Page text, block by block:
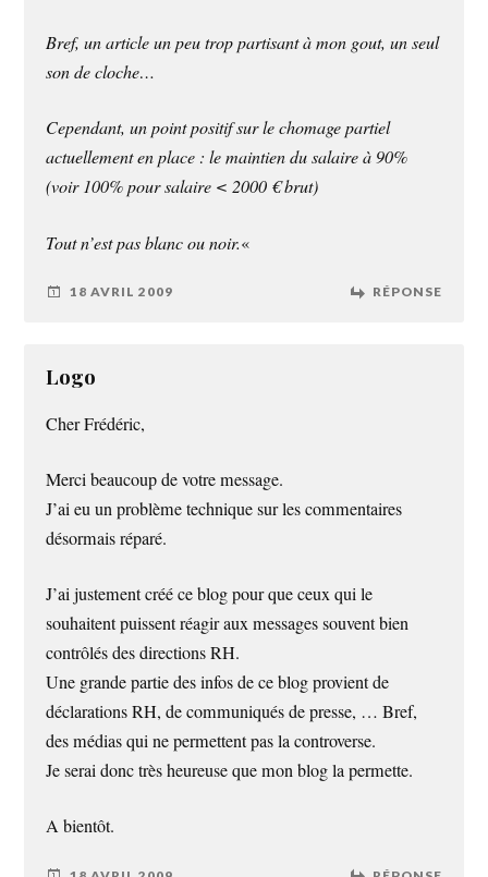
Bref, un article un peu trop partisant à mon gout, un seul
son de cloche…
Cependant, un point positif sur le chomage partiel
actuellement en place : le maintien du salaire à 90%
(voir 100% pour salaire < 2000 € brut)
Tout n’est pas blanc ou noir.«
18 AVRIL 2009 RÉPONSE
Logo
Cher Frédéric,
Merci beaucoup de votre message.
J’ai eu un problème technique sur les commentaires
désormais réparé.
J’ai justement créé ce blog pour que ceux qui le
souhaitent puissent réagir aux messages souvent bien
contrôlés des directions RH.
Une grande partie des infos de ce blog provient de
déclarations RH, de communiqués de presse, … Bref,
des médias qui ne permettent pas la controverse.
Je serai donc très heureuse que mon blog la permette.
A bientôt.